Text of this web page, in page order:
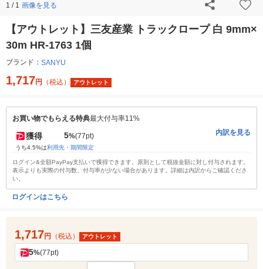
1 / 1 画像を見る
【アウトレット】三友産業 トラックロープ 白 9mm×
30m HR-1763 1個
ブランド： SANYU
1,717円 （税込） アウトレット
お買い物でもらえる特典最大付与率11%
獲得 5%(77pt)
うち4.5%は利用先・期間限定
内訳を見る
ログイン&全額PayPay支払いで獲得できます。原則として税抜金額に対し付与されます。
表示よりも実際の付与数、付与率が少ない場合があります。詳細は内訳からご確認くださ
い。
ログインはこちら
1,717円 （税込） アウトレット
5%(77pt)